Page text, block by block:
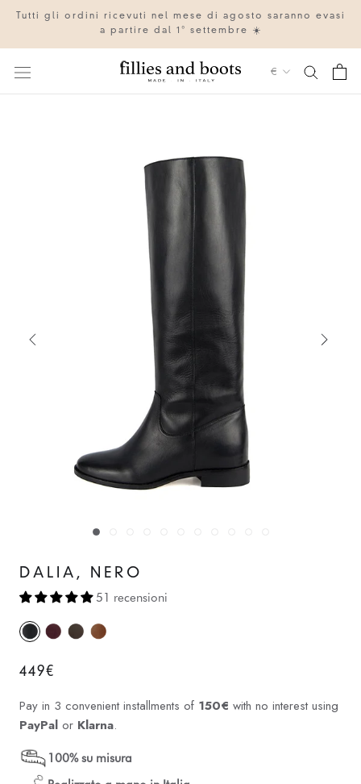
contenuto
Tutti gli ordini ricevuti nel mese di agosto saranno evasi
a partire dal 1° settembre ☀️
Valuta
€
DALIA, NERO
51 recensioni
449€
Pay in 3 convenient installments of 150€ with no interest using
PayPal or Klarna.
100% su misura